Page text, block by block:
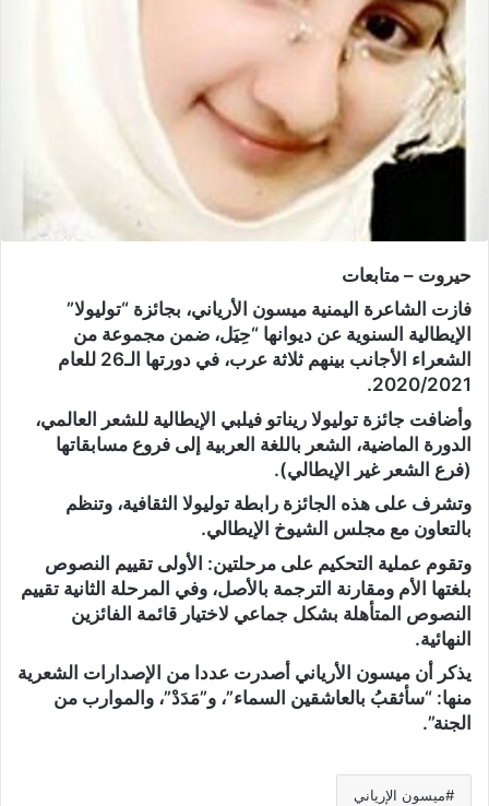
حيروت – متابعات
فازت الشاعرة اليمنية ميسون الأرياني، بجائزة “توليولا”
الإيطالية السنوية عن ديوانها “حِيَل، ضمن مجموعة من
الشعراء الأجانب بينهم ثلاثة عرب، في دورتها الـ26 للعام
2020/2021.
وأضافت جائزة توليولا ريناتو فيلبي الإيطالية للشعر العالمي،
الدورة الماضية، الشعر باللغة العربية إلى فروع مسابقاتها
(فرع الشعر غير الإيطالي).
وتشرف على هذه الجائزة رابطة توليولا الثقافية، وتنظم
بالتعاون مع مجلس الشيوخ الإيطالي.
وتقوم عملية التحكيم على مرحلتين: الأولى تقييم النصوص
بلغتها الأم ومقارنة الترجمة بالأصل، وفي المرحلة الثانية تقييم
النصوص المتأهلة بشكل جماعي لاختيار قائمة الفائزين
النهائية.
‏يذكر أن ميسون الأرياني أصدرت عددا من الإصدارات الشعرية
منها: “سأثقبُ بالعاشقين السماء”، و”مَدَدْ”، والموارب من
الجنة”.
ميسون الإرياني